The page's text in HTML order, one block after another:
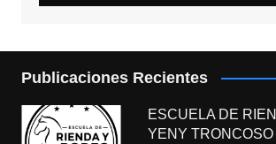
Publicaciones Recientes
ESCUELA DE
YENY